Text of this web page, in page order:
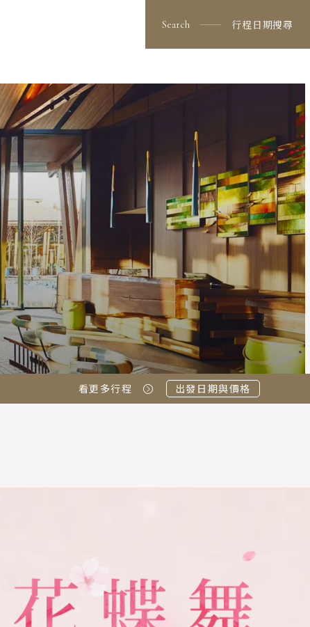
Search 行程日期搜尋
出發日期與價格
看更多行程 出發日期與價格